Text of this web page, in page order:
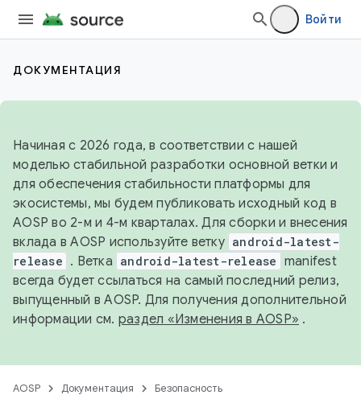
Войти
ДОКУМЕНТАЦИЯ
Начиная с 2026 года, в соответствии с нашей
моделью стабильной разработки основной ветки и
для обеспечения стабильности платформы для
экосистемы, мы будем публиковать исходный код в
AOSP во 2-м и 4-м кварталах. Для сборки и внесения
вклада в AOSP используйте ветку android-latest-
release . Ветка android-latest-release manifest
всегда будет ссылаться на самый последний релиз,
выпущенный в AOSP. Для получения дополнительной
информации см. раздел «Изменения в AOSP» .
AOSP Документация Безопасность